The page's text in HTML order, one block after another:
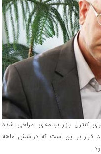
کنترل بازار برنامه‌ای طراحی شده
۱۴۰۰ افزایش می‌یابد. قرار بر این است که در شش ماهه